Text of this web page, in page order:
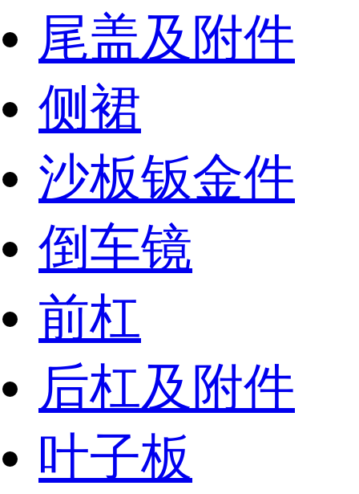
尾盖及附件
侧裙
沙板钣金件
倒车镜
前杠
后杠及附件
叶子板